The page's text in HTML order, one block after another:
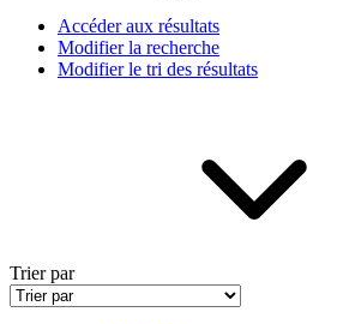
Accéder aux résultats
Modifier la recherche
Modifier le tri des résultats
Trier par